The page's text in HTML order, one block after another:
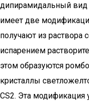
дипирамидальный вид
имеет две
получают из раствора
испарением
этом образуются
кристаллы
CS2. Эта модификация